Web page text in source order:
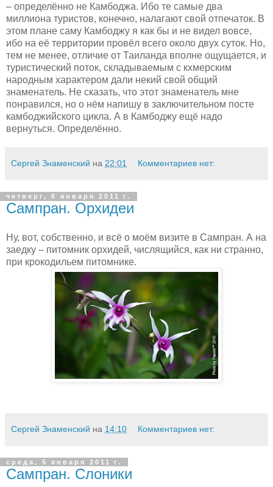
– определённо не Камбоджа. Ибо те самые два
миллиона туристов, конечно, налагают свой отпечаток. В
этом плане саму Камбоджу я как бы и не видел вовсе,
ибо на её территории провёл всего около двух суток. Но,
тем не менее, отличие от Таиланда вполне ощущается, и
туристический поток, складываемым с кхмерским
народным характером дали некий свой общий
знаменатель. Не сказать, что этот знаменатель мне
понравился, но о нём напишу в заключительном посте
камбоджийского цикла. А в Камбоджу ещё надо
вернуться. Определённо.
Сергей Знаменский на 22:01 Комментариев нет:
четверг, 6 января 2011 г.
Сампран. Орхидеи
Ну, вот, собственно, и всё о моём визите в Сампран. А на
заедку – питомник орхидей, числящийся, как ни странно,
при крокодильем питомнике.
Сергей Знаменский на 14:10 Комментариев нет:
среда, 5 января 2011 г.
Сампран. Слоники